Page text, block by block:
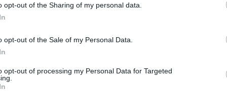
opt-out of the Sharing of my personal data.
opt-out of the Sale of my Personal Data.
opt-out of processing my Personal Data for Targeted
now» σήμερα ο Τσίπρας
του κ. Τσίπρα στο «Unmute now» στις
έρχεται σε συνέχεια αντίστοιχης
δίνοντας φωνή σε νέες και νέους, για να
και προβληματισμούς τους.